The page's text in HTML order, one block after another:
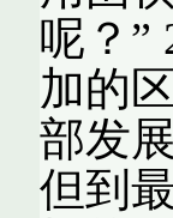
呢？”
加的
部发
但到